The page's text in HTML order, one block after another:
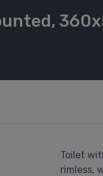
Toilet
rimless,